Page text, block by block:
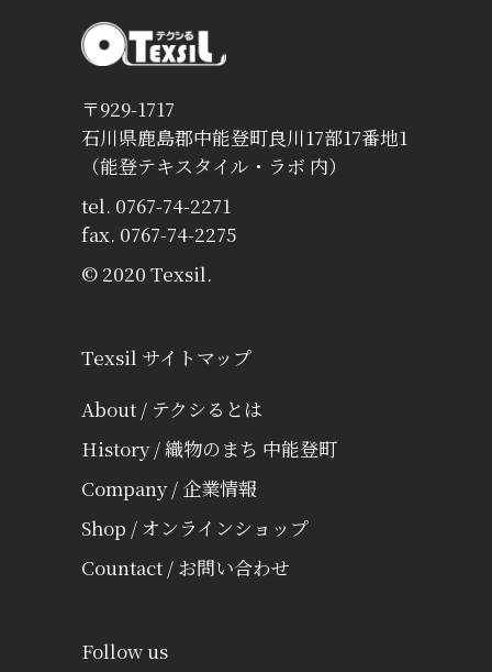
〒929-1717
石川県鹿島郡中能登町良川17部17番地1
（能登テキスタイル・ラボ 内）
tel. 0767-74-2271
fax. 0767-74-2275
© 2020 Texsil.
Texsil サイトマップ
About / テクシるとは
History / 織物のまち 中能登町
Company / 企業情報
Shop / オンラインショップ
Countact / お問い合わせ
Follow us